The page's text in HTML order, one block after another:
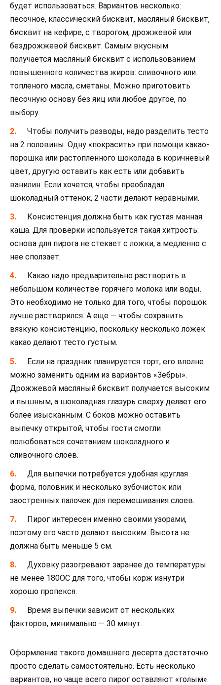
будет использоваться. Вариантов несколько:
песочное, классический бисквит, масляный бисквит,
бисквит на кефире, с творогом, дрожжевой или
бездрожжевой бисквит. Самым вкусным
получается масляный бисквит с использованием
повышенного количества жиров: сливочного или
топленого масла, сметаны. Можно приготовить
песочную основу без яиц или любое другое, по
выбору.
Чтобы получить разводы, надо разделить тесто
на 2 половины. Одну «покрасить» при помощи какао-
порошка или растопленного шоколада в коричневый
цвет, другую оставить как есть или добавить
ванилин. Если хочется, чтобы преобладал
шоколадный оттенок, 2 части делают неравными.
Консистенция должна быть как густая манная
каша. Для проверки используется такая хитрость:
основа для пирога не стекает с ложки, а медленно с
нее сползает.
Какао надо предварительно растворить в
небольшом количестве горячего молока или воды.
Это необходимо не только для того, чтобы порошок
лучше растворился. А еще — чтобы сохранить
вязкую консистенцию, поскольку несколько ложек
какао делают тесто густым.
Если на праздник планируется торт, его вполне
можно заменить одним из вариантов «Зебры».
Дрожжевой масляный бисквит получается высоким
и пышным, а шоколадная глазурь сверху делает его
более изысканным. С боков можно оставить
выпечку открытой, чтобы гости смогли
полюбоваться сочетанием шоколадного и
сливочного слоев.
Для выпечки потребуется удобная круглая
форма, половник и несколько зубочисток или
заостренных палочек для перемешивания слоев.
Пирог интересен именно своими узорами,
поэтому его часто делают высоким. Высота не
должна быть меньше 5 см.
Духовку разогревают заранее до температуры
не менее 180ОС для того, чтобы корж изнутри
хорошо пропекся.
Время выпечки зависит от нескольких
факторов, минимально — 30 минут.
Оформление такого домашнего десерта достаточно
просто сделать самостоятельно. Есть несколько
вариантов, но чаще всего пирог оставляют «голым».